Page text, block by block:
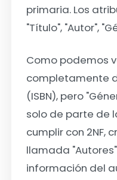
primaria. Los
"Título", "Autor",
Como podemos
completamente
(ISBN), pero
solo de parte de
cumplir con 2NF,
llamada
información del